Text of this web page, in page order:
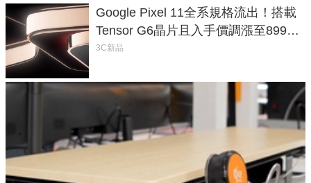
Google Pixel 11全系規格流出！搭載
Tensor G6晶片且入手價調漲至899美
元
3C新品